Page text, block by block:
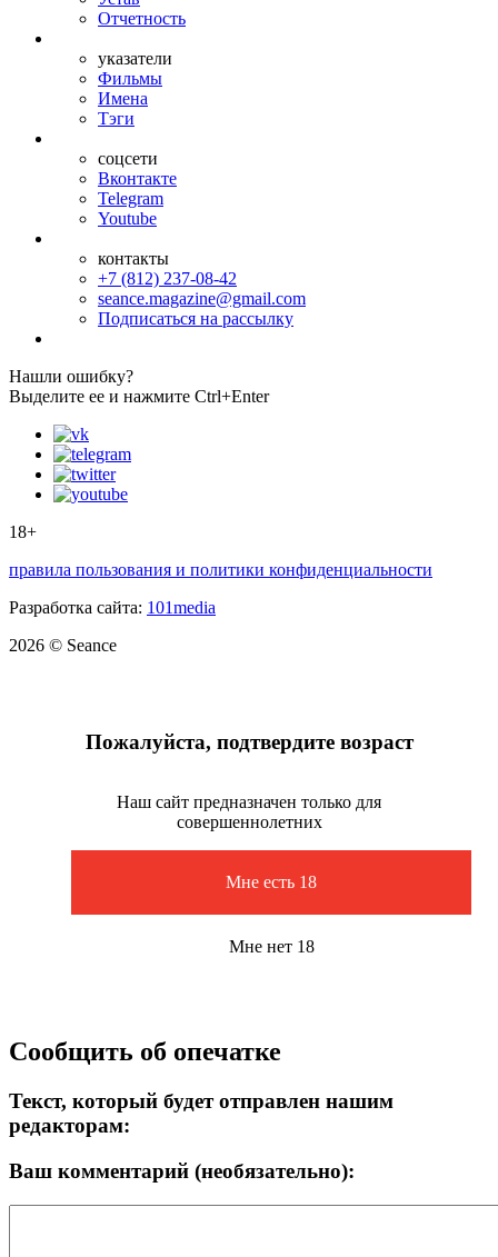
Отчетность
указатели
Фильмы
Имена
Тэги
соцсети
Вконтакте
Telegram
Youtube
контакты
+7 (812) 237-08-42
seance.magazine@gmail.com
Подписаться на рассылку
Нашли ошибку?
Выделите ее и нажмите Ctrl+Enter
18+
правила пользования и политики конфиденциальности
Разработка сайта: 101media
2026 © Seance
Пожалуйста, подтвердите возраст
Наш сайт предназначен только для
совершеннолетних
Мне есть 18
Мне нет 18
Сообщить об опечатке
Текст, который будет отправлен нашим
редакторам:
Ваш комментарий (необязательно):